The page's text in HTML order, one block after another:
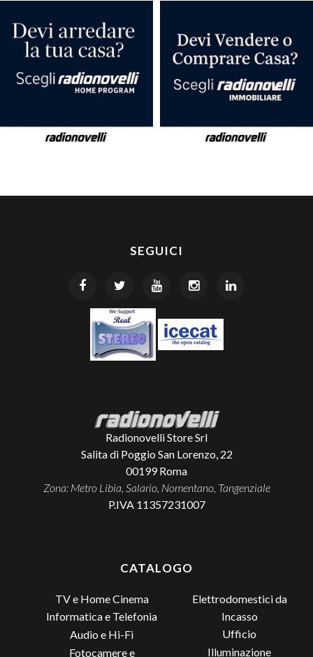
SEGUICI
Radionovelli Store Srl
Salita di Poggio San Lorenzo, 22
00199 Roma
Zona: Metro Libia, Salario, Nomentano, Tangenziale
P.IVA 11357231007
CATALOGO
TV e Home Cinema
Informatica e Telefonia
Audio e Hi-Fi
Fotocamere e
Elettrodomestici da
Incasso
Ufficio
Illuminazione